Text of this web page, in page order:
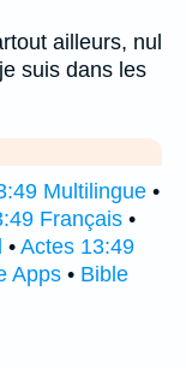
ailleurs, nul
suis dans les
Multilingue •
Français •
• Actes 13:49
Apps • Bible